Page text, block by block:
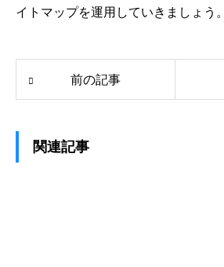
イトマップを運用していきましょう。
前の記事
関連記事